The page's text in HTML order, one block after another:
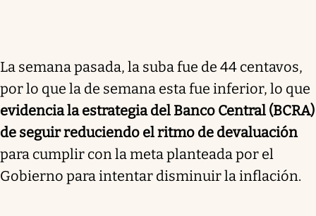
La semana pasada, la suba fue de 44 centavos,
por lo que la de semana esta fue inferior, lo que
evidencia la estrategia del Banco Central (BCRA)
de seguir reduciendo el ritmo de devaluación
para cumplir con la meta planteada por el
Gobierno para intentar disminuir la inflación.